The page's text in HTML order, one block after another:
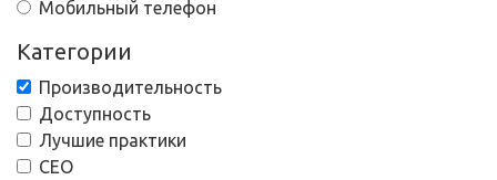
Мобильный телефон
Категории
Производительность
Доступность
Лучшие практики
СЕО